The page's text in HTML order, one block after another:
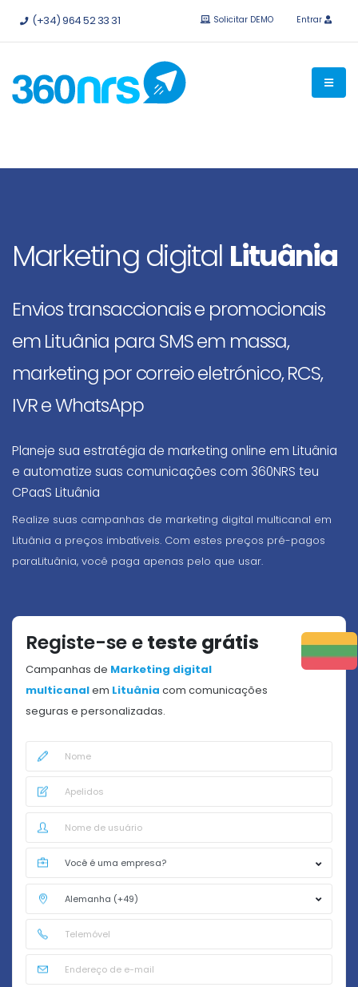
Experimentegrátis sem compromisso.APIs e integrações
(+34) 964 52 33 31 Solicitar DEMO Entrar
Marketing digital Lituânia
Envios transaccionais e promocionais
em Lituânia para SMS em massa,
marketing por correio eletrónico, RCS,
IVR e WhatsApp
Planeje sua estratégia de marketing online em Lituânia
e automatize suas comunicações com 360NRS teu
CPaaS Lituânia
Realize suas campanhas de marketing digital multicanal em
Lituânia a preços imbatíveis. Com estes preços pré-pagos
paraLituânia, você paga apenas pelo que usar.
Registe-se eteste grátis
Campanhas de Marketing digital
multicanalem Lituânia com comunicações
seguras e personalizadas.